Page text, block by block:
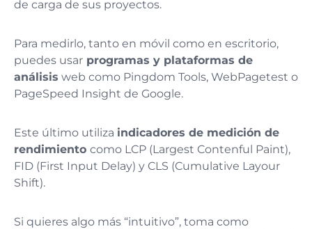
de carga de sus proyectos.
Para medirlo, tanto en móvil como en escritorio,
puedes usar programas y plataformas de
análisis web como Pingdom Tools, WebPagetest o
PageSpeed Insight de Google.
Este último utiliza indicadores de medición de
rendimiento como LCP (Largest Contenful Paint),
FID (First Input Delay) y CLS (Cumulative Layour
Shift).
Si quieres algo más “intuitivo”, toma como